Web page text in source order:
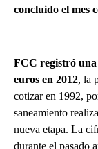
concluido el mes
FCC registró una
euros en 2012, la
cotizar en 1992,
saneamiento
nueva etapa. La
durante el pasado